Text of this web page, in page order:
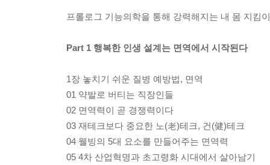
프롤로그 기능의학을 통해 강력해지는 내 몸 지킴
Part 1 행복한 인생 설계는 면역에서 시작된다
1장 놓치기 쉬운 질병 예방법, 면역
01 약발로 버티는 직장인들
02 면역력이 곧 경쟁력이다
03 재테크보다 중요한 노(老)테크, 건(健)테크
04 웰빙의 5대 요소를 만들어주는 면역력
05 4차 산업혁명과 초고령화 시대에서 살아남기